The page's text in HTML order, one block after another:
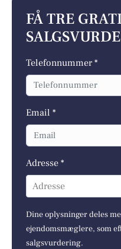
FÅ TRE
Telefonnummer *
Email *
Adresse *
Adresse
Dine oplysninger deles
ejendomsmæglere, som
salgsvurdering.